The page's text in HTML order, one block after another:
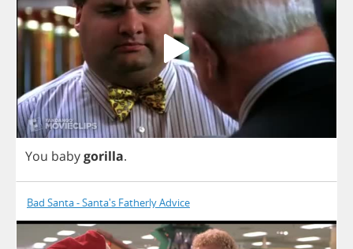
You babygorilla.
Bad Santa - Santa's Fatherly Advice